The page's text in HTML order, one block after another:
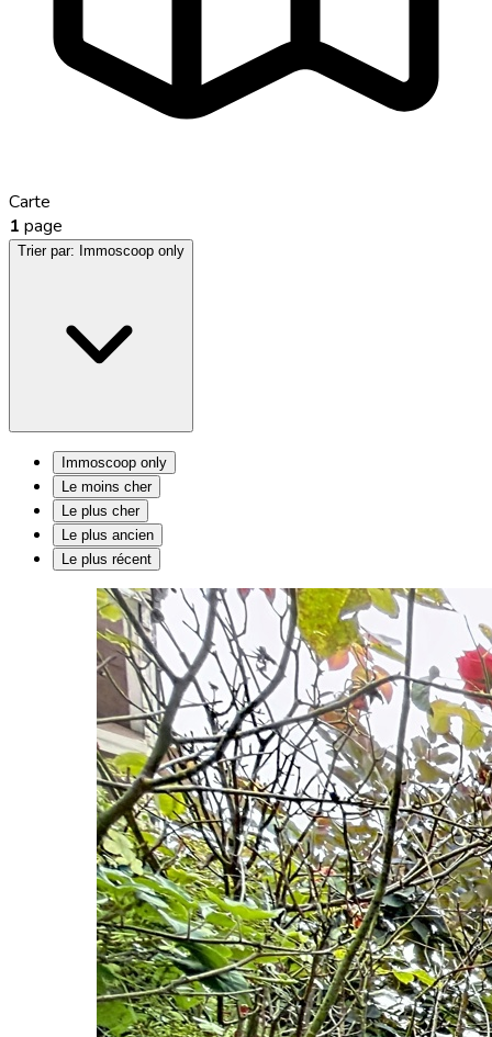
Carte
1 page
Trier par: Immoscoop only
Immoscoop only
Le moins cher
Le plus cher
Le plus ancien
Le plus récent